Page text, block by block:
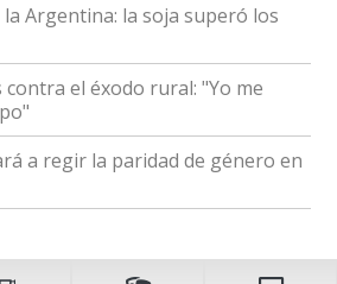
Argentina: la soja superó los
contra el éxodo rural: "Yo me
a regir la paridad de género en